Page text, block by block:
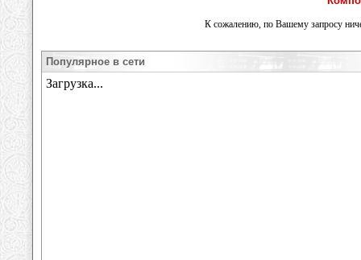
К сожалению, по Вашему запросу
Популярное в сети